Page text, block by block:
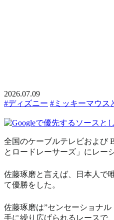
2026.07.09
#ディズニー #ミッキーマウス
全国のケーブルテレビおよび
とロードレーサーズ」にレー
佐藤琢磨と言えば、日本人で
て優勝をした。
佐藤琢磨は”センセーショナ
手に繰り広げられるレースで